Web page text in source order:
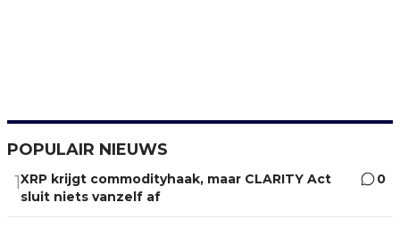
POPULAIR NIEUWS
1XRP krijgt commodityhaak, maar CLARITY Act
sluit niets vanzelf af
0